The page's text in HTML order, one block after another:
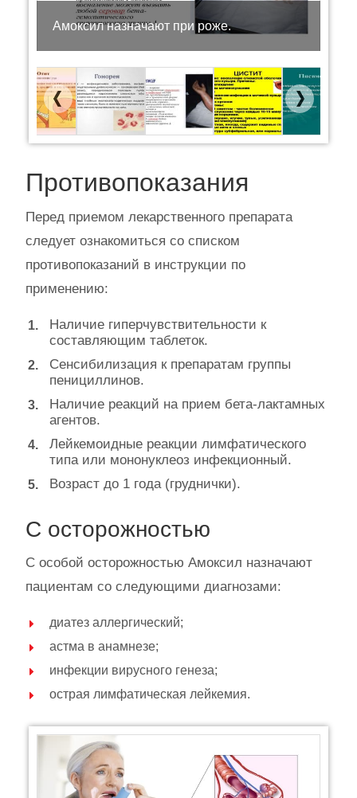
Амоксил назначают при роже.
Previous Next
Противопоказания
Перед приемом лекарственного препарата
следует ознакомиться со списком
противопоказаний в инструкции по
применению:
Наличие гиперчувствительности к
составляющим таблеток.
Сенсибилизация к препаратам группы
пенициллинов.
Наличие реакций на прием бета-лактамных
агентов.
Лейкемоидные реакции лимфатического
типа или мононуклеоз инфекционный.
Возраст до 1 года (груднички).
С осторожностью
С особой осторожностью Амоксил назначают
пациентам со следующими диагнозами:
диатез аллергический;
астма в анамнезе;
инфекции вирусного генеза;
острая лимфатическая лейкемия.